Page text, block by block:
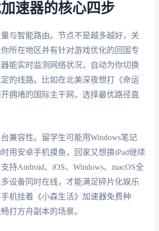
速器的核心四步
与智能路由。节点不是越多越好，关
所在地区并有针对游戏优化的回国专
能实时监测网络状况，自动为你切换
的线路。比如在北美深夜想打《命运
拥堵的国际主干网，选择最优路径直
兼容性。留学生可能用Windows笔记
用安卓手机摸鱼，回家又想换iPad继续
持Android、iOS、Windows、macOS全
设备同时在线，才能满足碎片化娱乐
机挂着《小森生活》加速器免费种
打方舟副本的场景。